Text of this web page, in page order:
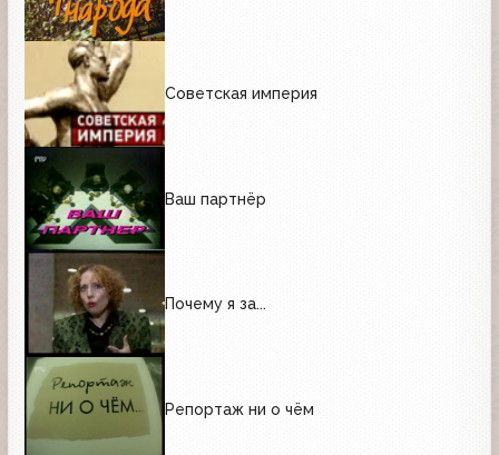
Советская империя
Ваш партнёр
Почему я за...
Репортаж ни о чём